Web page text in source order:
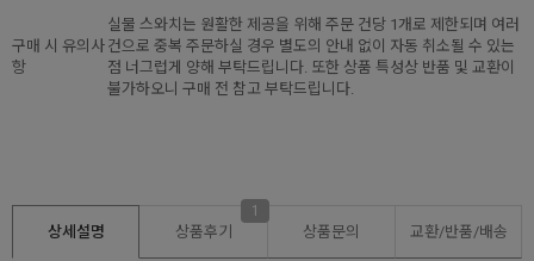
구매 시 유의사
항
실물 스와치는 원활한 제공을 위해 주문 건당 1개로 제한되며 여러
건으로 중복 주문하실 경우 별도의 안내 없이 자동 취소될 수 있는
점 너그럽게 양해 부탁드립니다. 또한 상품 특성상 반품 및 교환이
불가하오니 구매 전 참고 부탁드립니다.
상세설명 상품후기
1
상품문의 교환/반품/배송